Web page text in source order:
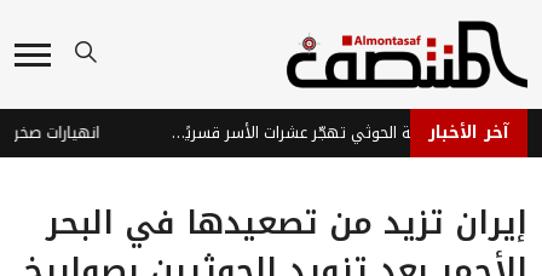
آخر الأخبار مكتب حكومي: عصابة الحوثي تهجّر عشرات الأسر قسريًا من جنوب الحديدة انهيارات
إيران تزيد من تصعيدها في البحر